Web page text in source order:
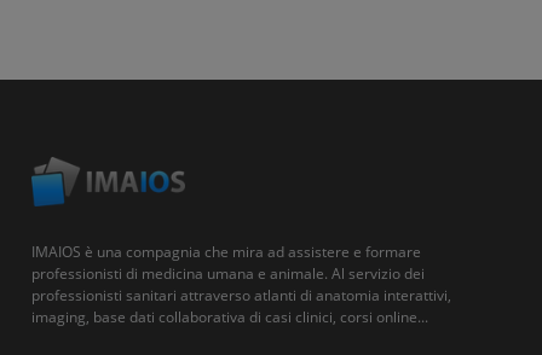
IMAIOS è una compagnia che mira ad assistere e formare
professionisti di medicina umana e animale. Al servizio dei
professionisti sanitari attraverso atlanti di anatomia interattivi,
imaging, base dati collaborativa di casi clinici, corsi online...